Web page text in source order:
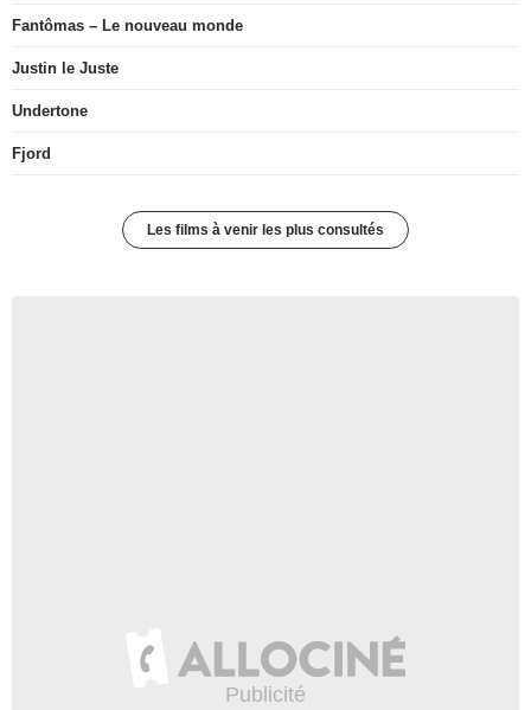
Fantômas – Le nouveau monde
Justin le Juste
Undertone
Fjord
Les films à venir les plus consultés